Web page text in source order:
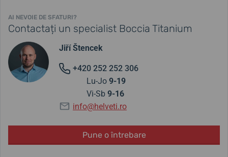
AI NEVOIE DE SFATURI?
Contactați un specialist Boccia Titanium
Jiří Štencek
+420 252 252 306
Lu-Jo 9-19
Vi-Sb 9-16
info@helveti.ro
Pune o întrebare